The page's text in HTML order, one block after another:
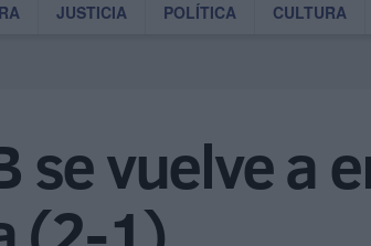
JUSTICIA POLÍTICA CULTURA
se vuelve a